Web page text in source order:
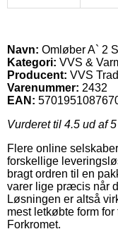
Navn: Omløber A` 2
Kategori: VVS &
Producent: VVS
Varenummer: 2432
EAN:
Vurderet til 4.5 ud af
Flere online
forskellige
bragt ordren til en
varer lige præcis når
Løsningen er altså
mest letkøbte form
Forkromet.